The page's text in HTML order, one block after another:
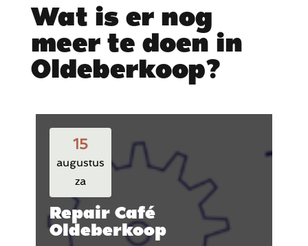
Wat is er nog
meer te doen in
Oldeberkoop?
15
augustus
za
Repair Café
Oldeberkoop